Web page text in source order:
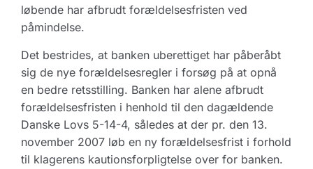
løbende har afbrudt forældelsesfristen ved
påmindelse.
Det bestrides, at banken uberettiget har påberåbt
sig de nye forældelsesregler i forsøg på at opnå
en bedre retsstilling. Banken har alene afbrudt
forældelsesfristen i henhold til den dagældende
Danske Lovs 5-14-4, således at der pr. den 13.
november 2007 løb en ny forældelsesfrist i forhold
til klagerens kautionsforpligtelse over for banken.